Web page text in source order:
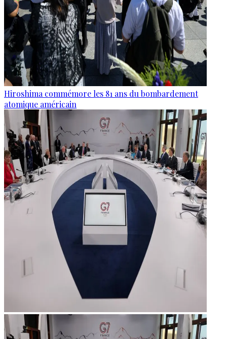
Hiroshima commémore les 81 ans du bombardement
atomique américain